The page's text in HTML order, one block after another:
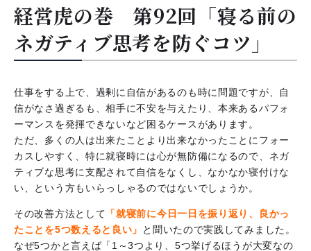
経営虎の巻 第92回「寝る前の
ネガティブ思考を防ぐコツ」
仕事をする上で、過剰に自信があるのも時に問題ですが、自
信がなさ過ぎるも、相手に不安を与えたり、本来あるパフォ
ーマンスを発揮できないなど困るケースがあります。
ただ、多くの人は出来たことより出来なかったことにフォー
カスしやすく、特に就寝時には心が無防備になるので、ネガ
ティブな思考に支配されて自信をなくし、なかなか寝付けな
い、という方もいらっしゃるのではないでしょうか。
その改善方法として 「就寝前に今日一日を振り返り、良かっ
たことを5つ数えると良い」
と聞いたので実践してみました。
なぜ5つかと言えば「1～3つより、5つ挙げるほうが大変なの